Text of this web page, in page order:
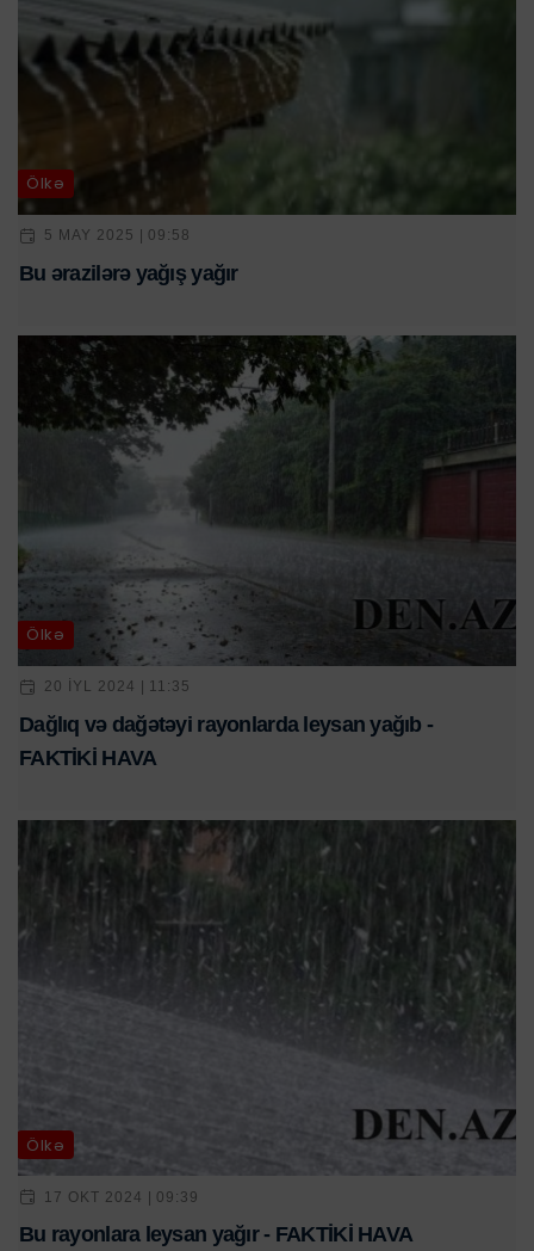
Ölkə
5 MAY 2025 | 09:58
Bu ərazilərə yağış yağır
Ölkə
20 IYL 2024 | 11:35
Dağlıq və dağətəyi rayonlarda leysan yağıb -
FAKTİKİ HAVA
Ölkə
17 OKT 2024 | 09:39
Bu rayonlara leysan yağır - FAKTİKİ HAVA